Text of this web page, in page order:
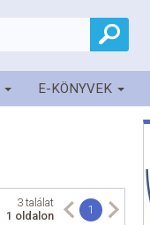
E-KÖNYVEK
1
3 találat
1 oldalon